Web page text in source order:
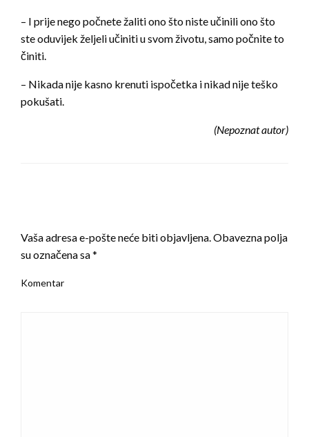
– I prije nego počnete žaliti ono što niste učinili ono što
ste oduvijek željeli učiniti u svom životu, samo počnite to
činiti.
– Nikada nije kasno krenuti ispočetka i nikad nije teško
pokušati.
(Nepoznat autor)
Vaša adresa e-pošte neće biti objavljena.Obavezna polja
su označena sa*
Komentar